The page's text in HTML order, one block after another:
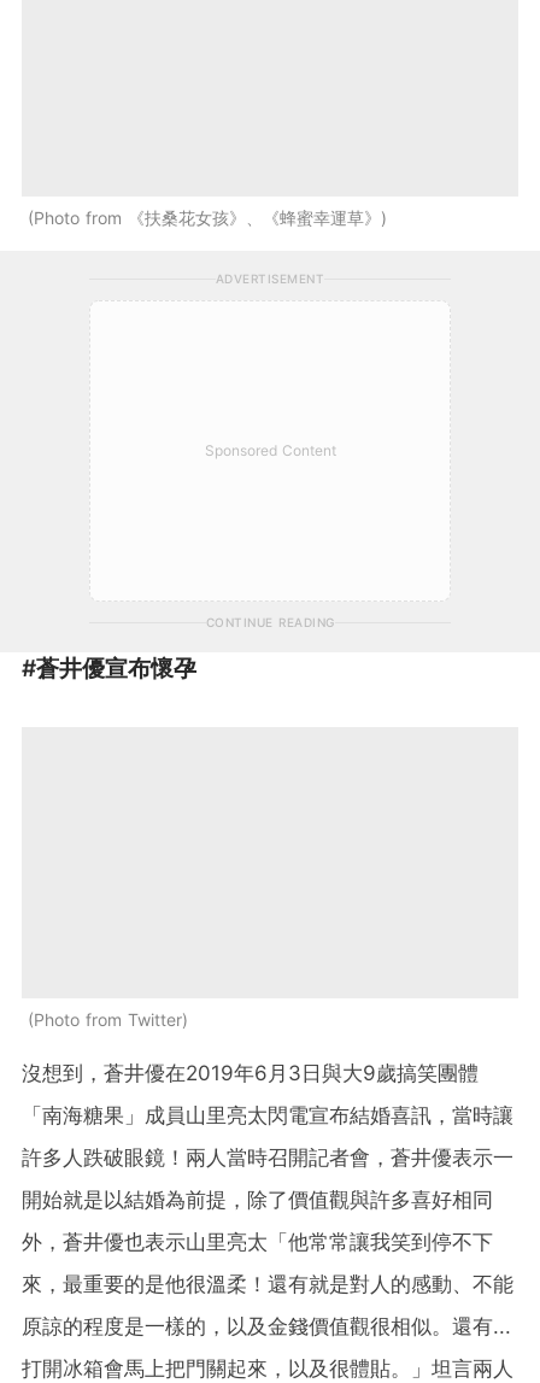
Photo from 《扶桑花女孩》、《蜂蜜幸運草》
ADVERTISEMENT
Sponsored Content
CONTINUE READING
#蒼井優宣布懷孕
Photo from Twitter
沒想到，蒼井優在2019年6月3日與大9歲搞笑團體
「南海糖果」成員山里亮太閃電宣布結婚喜訊，當時讓
許多人跌破眼鏡！兩人當時召開記者會，蒼井優表示一
開始就是以結婚為前提，除了價值觀與許多喜好相同
外，蒼井優也表示山里亮太「他常常讓我笑到停不下
來，最重要的是他很溫柔！還有就是對人的感動、不能
原諒的程度是一樣的，以及金錢價值觀很相似。還有...
打開冰箱會馬上把門關起來，以及很體貼。」坦言兩人